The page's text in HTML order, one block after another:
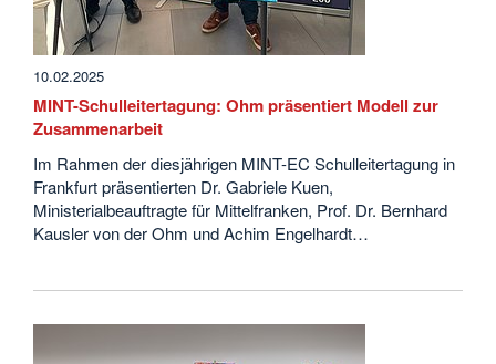
10.02.2025
MINT-Schulleitertagung: Ohm präsentiert Modell zur
Zusammenarbeit
Im Rahmen der diesjährigen MINT-EC Schulleitertagung in
Frankfurt präsentierten Dr. Gabriele Kuen,
Ministerialbeauftragte für Mittelfranken, Prof. Dr. Bernhard
Kausler von der Ohm und Achim Engelhardt…